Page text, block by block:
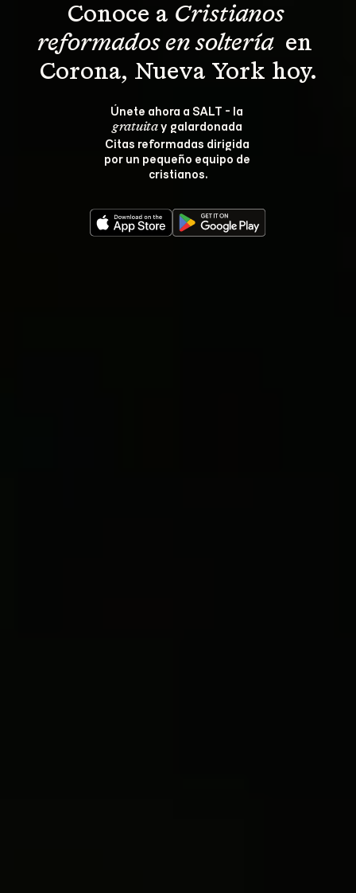
Conoce a Cristianos
reformados en soltería en
Corona, Nueva York hoy.
Únete ahora a SALT - la
gratuita y galardonada
Citas reformadas dirigida
por un pequeño equipo de
cristianos.